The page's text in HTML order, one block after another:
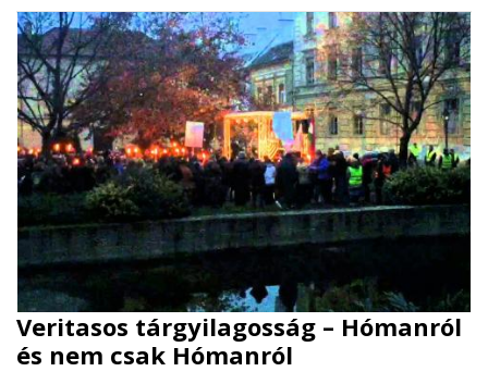
Veritasos tárgyilagosság – Hómanról
és nem csak Hómanról